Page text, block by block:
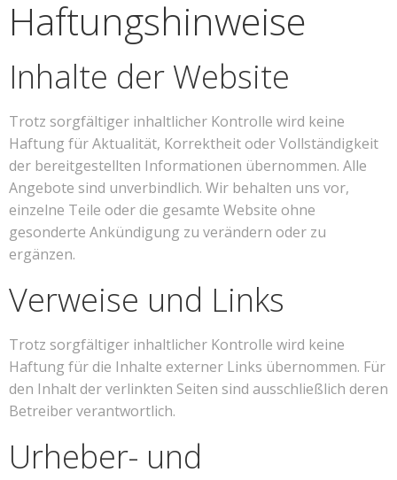
Haftungshinweise
Inhalte der Website
Trotz sorgfältiger inhaltlicher Kontrolle wird keine
Haftung für Aktualität, Korrektheit oder Vollständigkeit
der bereitgestellten Informationen übernommen. Alle
Angebote sind unverbindlich. Wir behalten uns vor,
einzelne Teile oder die gesamte Website ohne
gesonderte Ankündigung zu verändern oder zu
ergänzen.
Verweise und Links
Trotz sorgfältiger inhaltlicher Kontrolle wird keine
Haftung für die Inhalte externer Links übernommen. Für
den Inhalt der verlinkten Seiten sind ausschließlich deren
Betreiber verantwortlich.
Urheber- und